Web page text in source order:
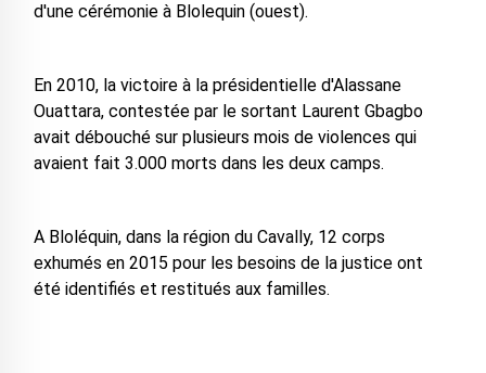
d'une cérémonie à Blolequin (ouest).
En 2010, la victoire à la présidentielle d'Alassane
Ouattara, contestée par le sortant Laurent Gbagbo
avait débouché sur plusieurs mois de violences qui
avaient fait 3.000 morts dans les deux camps.
A Bloléquin, dans la région du Cavally, 12 corps
exhumés en 2015 pour les besoins de la justice ont
été identifiés et restitués aux familles.